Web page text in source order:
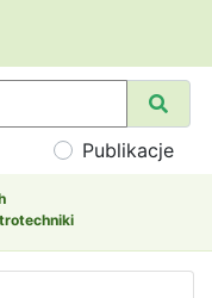
Publikacje